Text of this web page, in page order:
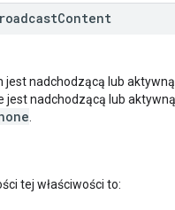
string
": string
": [
Content
jest nadchodzącą lub
jest nadchodzącą lub
tej właściwości to: